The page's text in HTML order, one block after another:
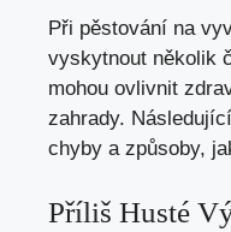
Při pěstování na
vyskytnout několik
mohou ovlivnit
zahrady.
chyby a způsoby,
Příliš Husté